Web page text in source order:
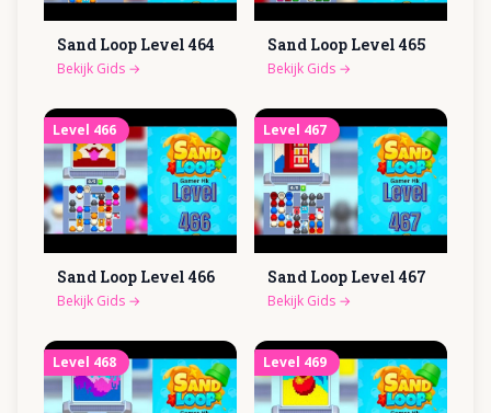
Sand Loop Level 464
Bekijk Gids →
Sand Loop Level 465
Bekijk Gids →
Level 466
Sand Loop Level 466
Bekijk Gids →
Level 467
Sand Loop Level 467
Bekijk Gids →
Level 468 Level 469